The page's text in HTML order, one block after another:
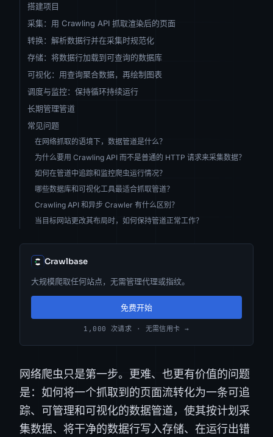
搭建项目
采集：用 Crawling API 抓取渲染后的页面
转换：解析数据行并在采集时规范化
存储：将数据行加载到可查询的数据库
可视化：用查询聚合数据，再绘制图表
调度与监控：保持循环持续运行
长期管理管道
常见问题
在网络抓取的语境下，数据管道是什么？
为什么要用 Crawling API 而不是普通的 HTTP 请求来采集数据？
如何在管道中追踪和监控爬虫运行情况？
哪些数据库和可视化工具最适合抓取管道？
Crawling API 和异步 Crawler 有什么区别？
当目标网站更改其布局时，如何保持管道正常工作？
Crawlbase
大规模爬取任何站点，无需管理代理或指纹。
免费开始
1,000 次请求 · 无需信用卡 →
网络爬虫只是第一步。更难、也更有价值的问题
是：如何将一个抓取到的页面流转化为一条可追
踪、可管理和可视化的数据管道，使其按计划采
集数据、将干净的数据行写入存储、在运行出错